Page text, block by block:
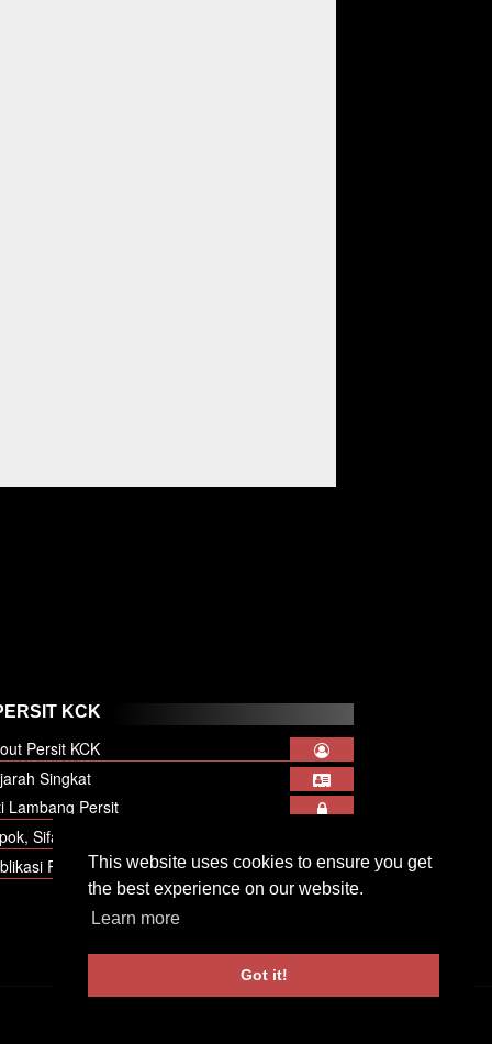
This website uses cookies to ensure you get
the best experience on our website.
Learn more
Got it!
KCK
Persit KCK
Singkat
Lambang Persit
Sifat dan Watak
Persit